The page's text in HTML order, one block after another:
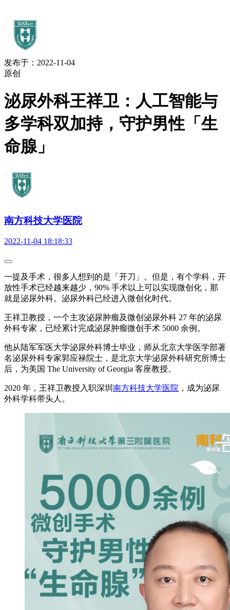
发布于：2022-11-04
原创
泌尿外科王祥卫：人工智能与
多学科双加持，守护男性「生
命腺」
南方科技大学医院
2022-11-04 18:18:33
一提及手术，很多人想到的是「开刀」。但是，有个学科，开
放性手术已经越来越少，90% 手术以上可以实现微创化，那
就是泌尿外科。泌尿外科已经进入微创化时代。
王祥卫教授，一个主攻泌尿肿瘤及微创泌尿外科 27 年的泌尿
外科专家，已经累计完成泌尿肿瘤微创手术 5000 余例。
他从陆军军医大学泌尿外科博士毕业，师从北京大学医学部著
名泌尿外科专家郭应禄院士，是北京大学泌尿外科研究所博士
后，为美国 The University of Georgia 客座教授。
2020 年，王祥卫教授入职深圳 南方科技大学医院 ，成为泌尿
外科学科带头人。